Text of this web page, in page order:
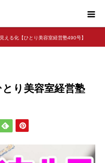
える化【ひとり美容室経営塾490号】
り美容室経営塾